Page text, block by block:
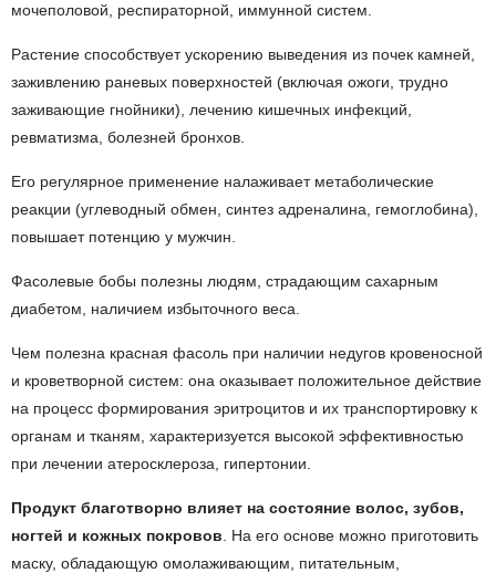
мочеполовой, респираторной, иммунной систем.
Растение способствует ускорению выведения из почек камней,
заживлению раневых поверхностей (включая ожоги, трудно
заживающие гнойники), лечению кишечных инфекций,
ревматизма, болезней бронхов.
Его регулярное применение налаживает метаболические
реакции (углеводный обмен, синтез адреналина, гемоглобина),
повышает потенцию у мужчин.
Фасолевые бобы полезны людям, страдающим сахарным
диабетом, наличием избыточного веса.
Чем полезна красная фасоль при наличии недугов кровеносной
и кроветворной систем: она оказывает положительное действие
на процесс формирования эритроцитов и их транспортировку к
органам и тканям, характеризуется высокой эффективностью
при лечении атеросклероза, гипертонии.
Продукт благотворно влияет на состояние волос, зубов,
ногтей и кожных покровов . На его основе можно приготовить
маску, обладающую омолаживающим, питательным,